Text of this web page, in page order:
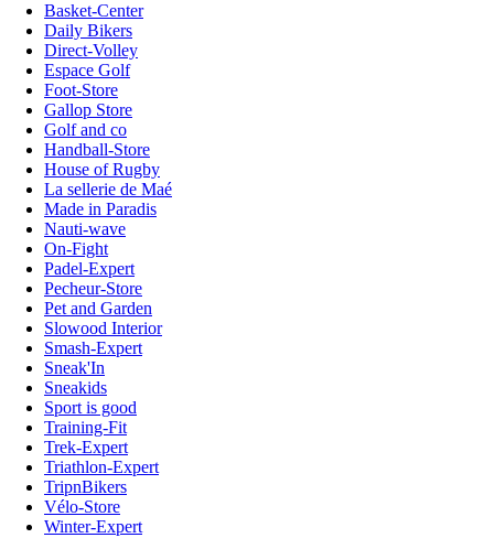
Basket-Center
Daily Bikers
Direct-Volley
Espace Golf
Foot-Store
Gallop Store
Golf and co
Handball-Store
House of Rugby
La sellerie de Maé
Made in Paradis
Nauti-wave
On-Fight
Padel-Expert
Pecheur-Store
Pet and Garden
Slowood Interior
Smash-Expert
Sneak'In
Sneakids
Sport is good
Training-Fit
Trek-Expert
Triathlon-Expert
TripnBikers
Vélo-Store
Winter-Expert